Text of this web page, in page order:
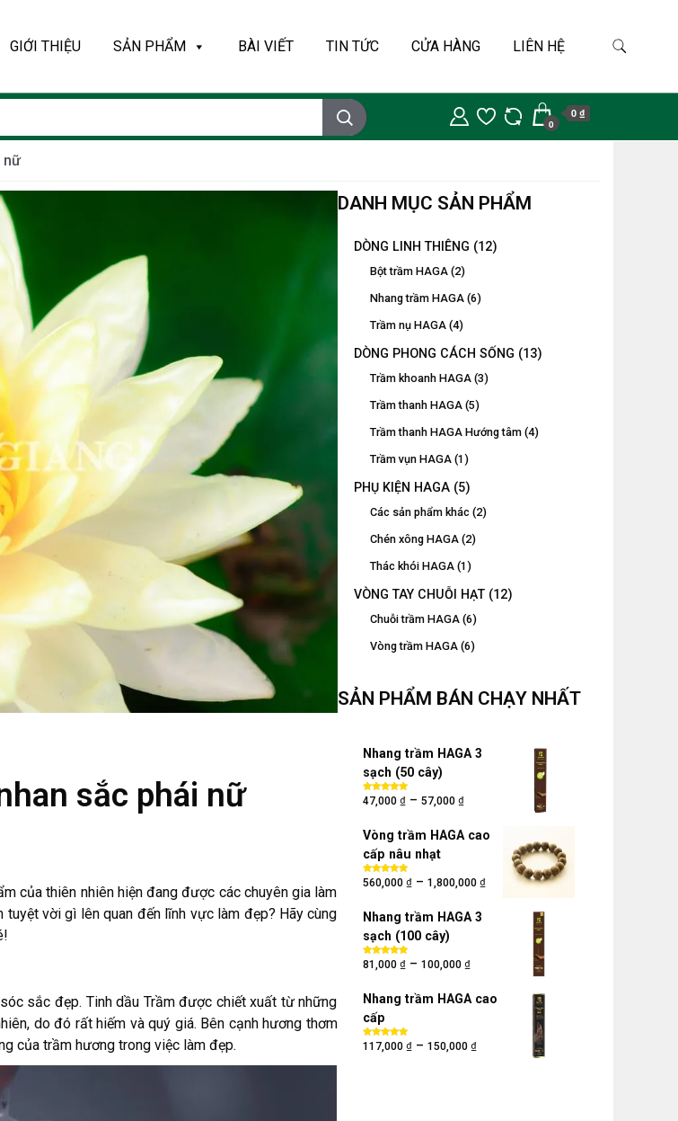
GIỚI THIỆU SẢN PHẨM BÀI VIẾT TIN TỨC CỬA HÀNG LIÊN HỆ
0
0 ₫
nữ
sắc phái nữ
của thiên nhiên hiện đang được các chuyên gia làm
vời gì lên quan đến lĩnh vực làm đẹp? Hãy cùng
sắc đẹp. Tinh dầu Trầm được chiết xuất từ những
do đó rất hiếm và quý giá. Bên cạnh hương thơm
của trầm hương trong việc làm đẹp.
DANH MỤC SẢN PHẨM
DÒNG LINH THIÊNG (12)
Bột trầm HAGA (2)
Nhang trầm HAGA (6)
Trầm nụ HAGA (4)
DÒNG PHONG CÁCH SỐNG (13)
Trầm khoanh HAGA (3)
Trầm thanh HAGA (5)
Trầm thanh HAGA Hướng tâm (4)
Trầm vụn HAGA (1)
PHỤ KIỆN HAGA (5)
Các sản phẩm khác (2)
Chén xông HAGA (2)
Thác khói HAGA (1)
VÒNG TAY CHUỖI HẠT (12)
Chuỗi trầm HAGA (6)
Vòng trầm HAGA (6)
SẢN PHẨM BÁN CHẠY NHẤT
Nhang trầm HAGA 3
sạch (50 cây)
Được xếp
hạng 5.005
47,000 ₫– 57,000 ₫
Vòng trầm HAGA cao
cấp nâu nhạt
Được xếp
hạng5.005
560,000 ₫– 1,800,000 ₫
Nhang trầm HAGA 3
sạch (100 cây)
Được xếp
hạng 5.005
81,000 ₫– 100,000 ₫
Nhang trầm HAGA cao
cấp
Được xếp
hạng5.005
117,000 ₫– 150,000 ₫